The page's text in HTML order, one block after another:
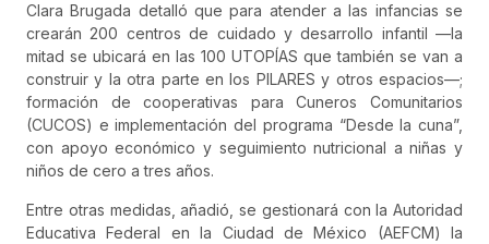
Clara Brugada detalló que para atender a las infancias se
crearán 200 centros de cuidado y desarrollo infantil —la
mitad se ubicará en las 100 UTOPÍAS que también se van a
construir y la otra parte en los PILARES y otros espacios—;
formación de cooperativas para Cuneros Comunitarios
(CUCOS) e implementación del programa “Desde la cuna”,
con apoyo económico y seguimiento nutricional a niñas y
niños de cero a tres años.
Entre otras medidas, añadió, se gestionará con la Autoridad
Educativa Federal en la Ciudad de México (AEFCM) la